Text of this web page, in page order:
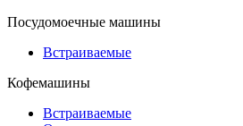
Посудомоечные машины
Встраиваемые
Кофемашины
Встраиваемые